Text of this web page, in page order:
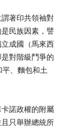
著印共領袖對
民族因素，譬
成國（馬來西
對階級鬥爭的
平、麵包和土
諾政權的附屬
只舉辦總統所